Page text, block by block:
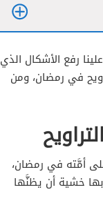
رفع الأشكال الذي
في رمضان، ومن
أمَّته في رمضان،
خشية أن يظنَّها